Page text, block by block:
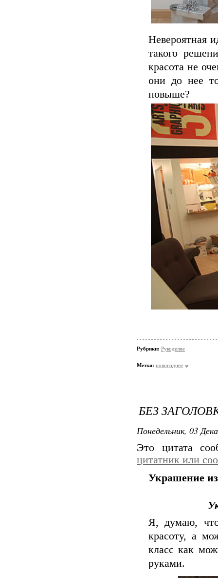
Невероятная
такого
красота не
они до нее
повыше?
Рубрики: Рукоделие
Метки: новогоднее
БЕЗ
Понедельник, 03
Это цитата
цитатник или
Украшение
Я, думаю,
красоту, а
класс как
руками.